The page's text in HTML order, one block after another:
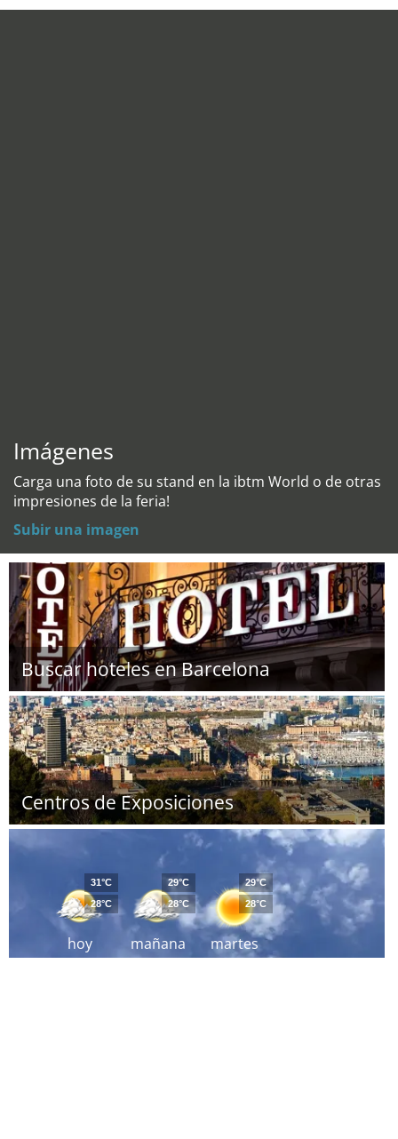
Imágenes
Carga una foto de su stand en la ibtm World o de otras
impresiones de la feria!
Subir una imagen
Buscar hoteles en Barcelona
Centros de Exposiciones
hoy
31°C
28°C
mañana
29°C
28°C
martes
29°C
28°C